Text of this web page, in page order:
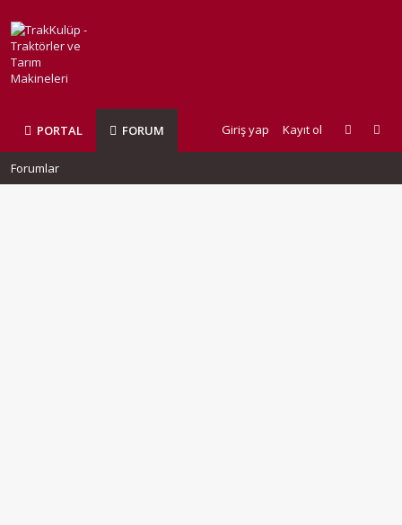
PORTAL FORUM Giriş yap Kayıt ol
Forumlar